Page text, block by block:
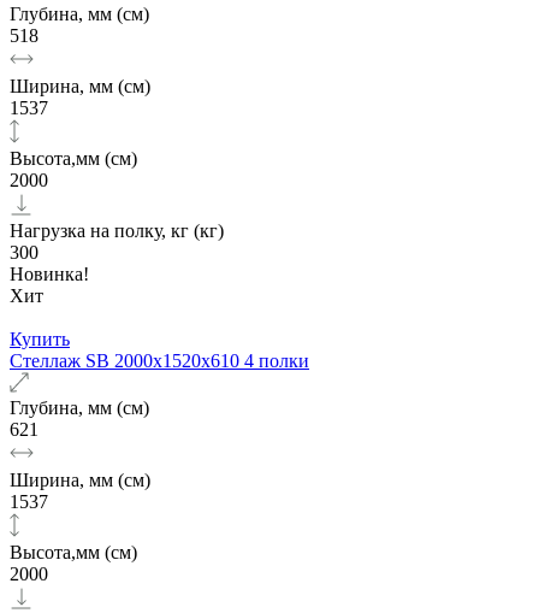
Глубина, мм (см)
518
Ширина, мм (см)
1537
Высота,мм (см)
2000
Нагрузка на полку, кг (кг)
300
Новинка!
Хит
Купить
Стеллаж SB 2000x1520x610 4 полки
Глубина, мм (см)
621
Ширина, мм (см)
1537
Высота,мм (см)
2000